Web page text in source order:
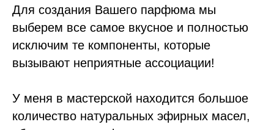
Для создания Вашего парфюма мы
выберем все самое вкусное и полностью
исключим те компоненты, которые
вызывают неприятные ассоциации!
У меня в мастерской находится большое
количество натуральных эфирных масел,